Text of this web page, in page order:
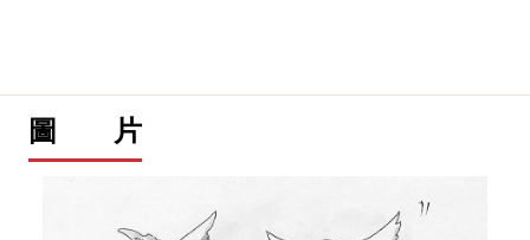
圖 片